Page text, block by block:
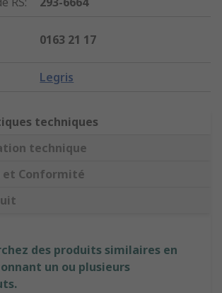
0163 21 17
Legris
techniques
technique
et Conformité
des produits similaires en
un ou plusieurs